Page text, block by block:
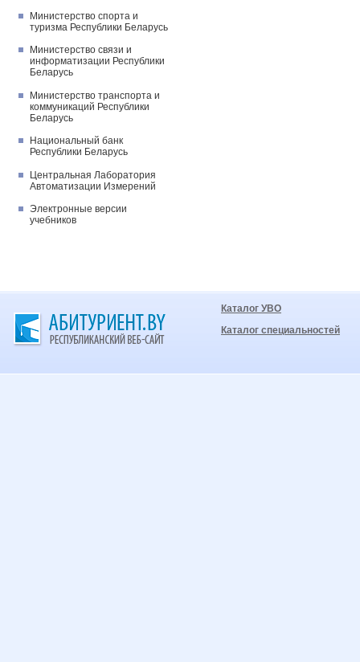
Министерство спорта и
туризма Республики Беларусь
Министерство связи и
информатизации Республики
Беларусь
Министерство транспорта и
коммуникаций Республики
Беларусь
Национальный банк
Республики Беларусь
Центральная Лаборатория
Автоматизации Измерений
Электронные версии
учебников
Каталог УВО
Каталог специальностей